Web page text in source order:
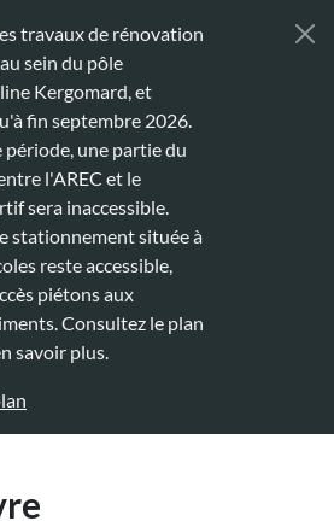
travaux de rénovation
sein du pôle
Kergomard, et
fin septembre 2026.
une partie du
l'AREC et le
sera inaccessible.
stationnement située à
reste accessible,
piétons aux
Consultez le plan
savoir plus.